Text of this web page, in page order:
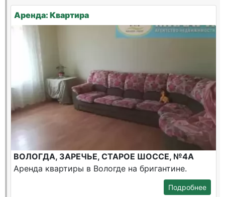
Аренда: Квартира
ВОЛОГДА, ЗАРЕЧЬЕ, СТАРОЕ ШОССЕ, №4А
Аренда квартиры в Вологде на бригантине.
Подробнее